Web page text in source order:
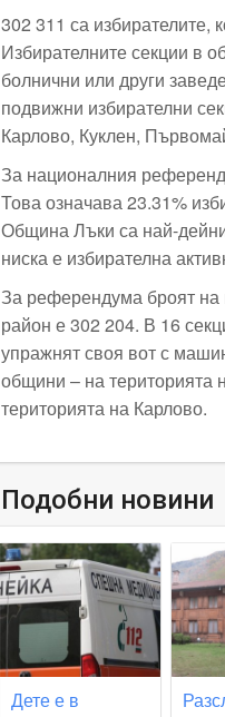
302 311 са избирателите,
Избирателните секции в
болнични или други
подвижни избирателни
Карлово, Куклен,
За националния
Това означава 23.31%
Община Лъки са най-
ниска е избирателна
За референдума броят на
район е 302 204. В 16
упражнят своя вот с
общини – на територията
територията на Карлово.
Подобни новини
Дете е в